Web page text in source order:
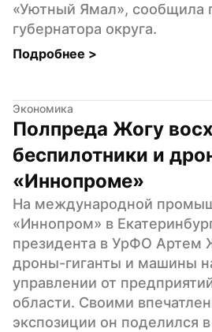
«Уютный Ямал», сообщила
губернатора округа.
Подробнее >
Экономика
Полпреда Жогу
беспилотники и
«Иннопроме»
На международной
«Иннопром» в
президента в УрФО Артем
дроны-гиганты и машины
управлении от
области. Своими
экспозиции он поделился